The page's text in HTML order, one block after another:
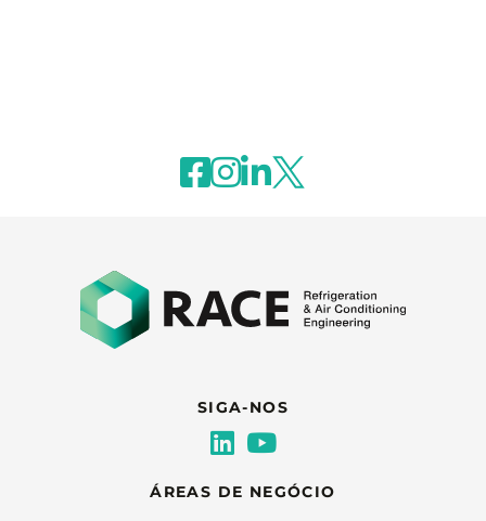
SIGA-NOS
ÁREAS DE NEGÓCIO